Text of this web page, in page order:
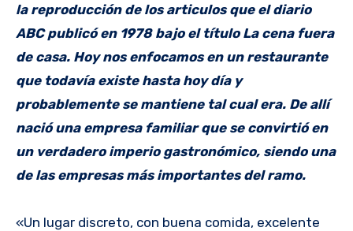
la reproducción de los articulos que el diario
ABC publicó en 1978 bajo el título La cena fuera
de casa. Hoy nos enfocamos en un restaurante
que todavía existe hasta hoy día y
probablemente se mantiene tal cual era. De allí
nació una empresa familiar que se convirtió en
un verdadero imperio gastronómico, siendo una
de las empresas más importantes del ramo.
«Un lugar discreto, con buena comida, excelente